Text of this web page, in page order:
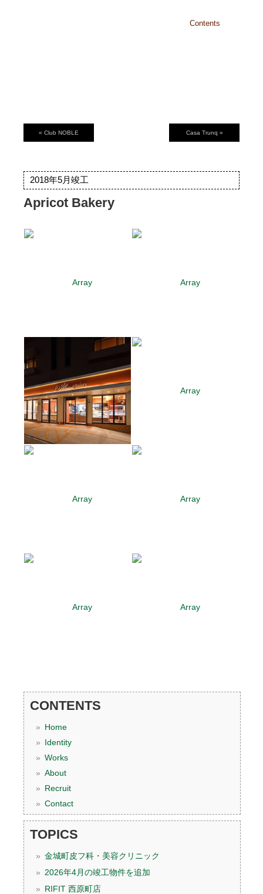
沖縄・東
Contents
« Club NOBLE Casa Trunq »
2018年5月竣工
Apricot Bakery
CONTENTS
Home
Identity
Works
About
Recruit
Contact
TOPICS
金城町皮フ科・美容クリニック
2026年4月の竣工物件を追加
RIFIT 西原町店